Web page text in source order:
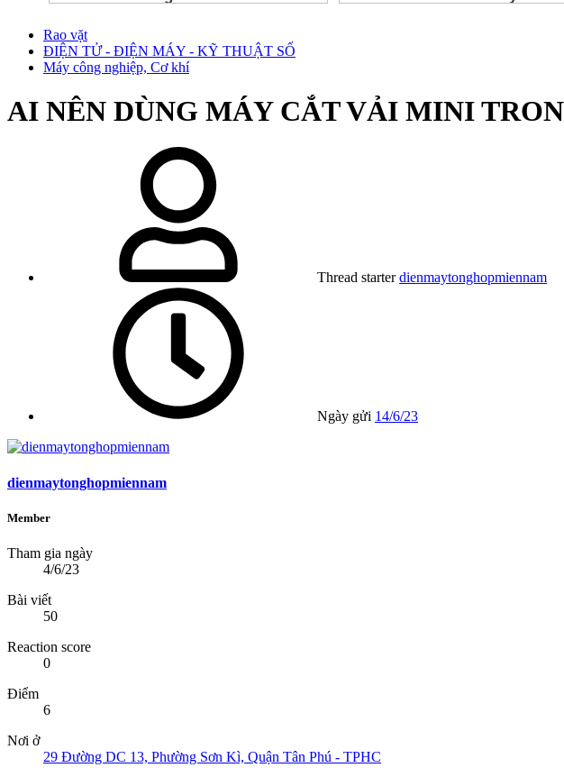
Rao vặt
ĐIỆN TỬ - ĐIỆN MÁY - KỸ THUẬT SỐ
Máy công nghiệp, Cơ khí
AI NÊN DÙNG MÁY CẮT VẢI MINI
Thread starter dienmaytonghopmiennam
Ngày gửi 14/6/23
dienmaytonghopmiennam
Member
Tham gia ngày
4/6/23
Bài viết
50
Reaction score
0
Điểm
6
Nơi ở
29 Đường DC 13, Phường Sơn Kì, Quận Tân Phú - TPHC